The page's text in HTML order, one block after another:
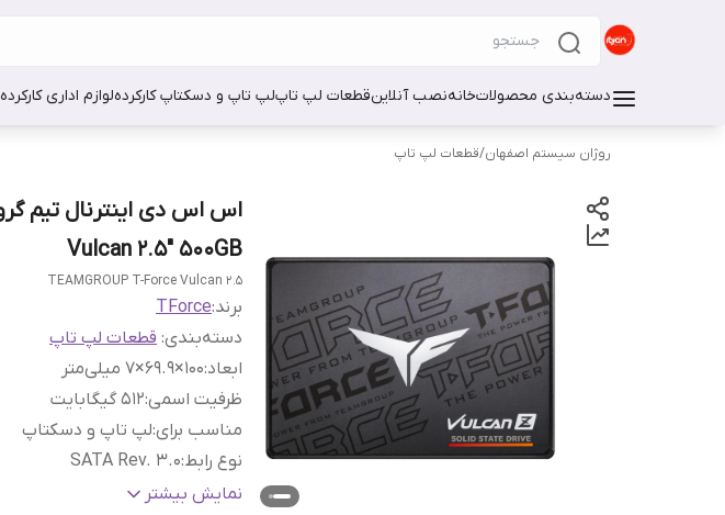
دسته‌بندی محصولاتخانهنصب آنلاینقطعات لپ تاپلپ تاپ و دسکتاپ کارکردهلوازم اداری کارکرده
روژان سیستم اصفهان/قطعات لپ تاپ
Vulcan 2.5" 500GB
TEAMGROUP T-Force Vulcan 2.5
برند:TForce
دسته‌بندی: قطعات لپ تاپ
ابعاد:100×69.9×7 میلی‌متر
ظرفیت اسمی:512 گیگابایت
مناسب برای:لپ تاپ و دسکتاپ
نوع رابط:
SATA Rev. 3.0
سرعت انتقال اطلاعات
نمایش بیشتر